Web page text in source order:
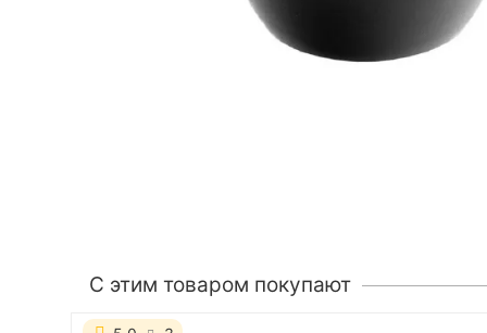
C этим товаром покупают